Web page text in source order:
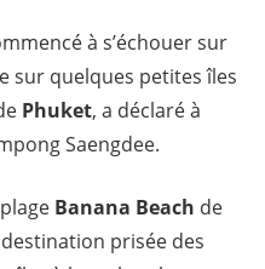
à s’échouer sur
sur quelques petites îles
Phuket, a déclaré à
Saengdee.
Banana Beach de
prisée des